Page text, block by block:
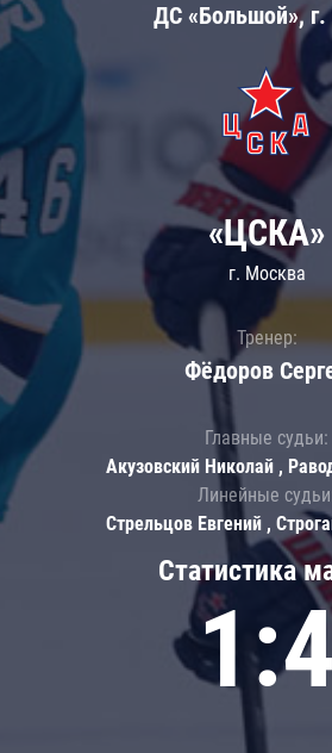
ДС «Большой», г.
Статистика
«ЦСКА»
г. Москва
Тренер:
Фёдоров
Главные судьи:
Акузовский Николай ,
Линейные
Стрельцов Евгений ,